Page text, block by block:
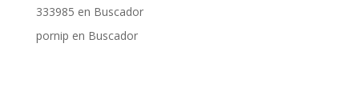
333985 en Buscador
pornip en Buscador